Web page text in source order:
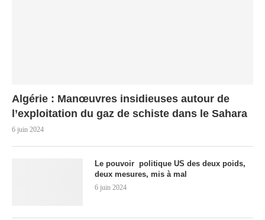
Algérie : Manœuvres insidieuses autour de
l’exploitation du gaz de schiste dans le Sahara
6 juin 2024
Le pouvoir politique US des deux poids,
deux mesures, mis à mal
6 juin 2024